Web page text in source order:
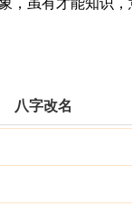
有才能知识，
八字改名